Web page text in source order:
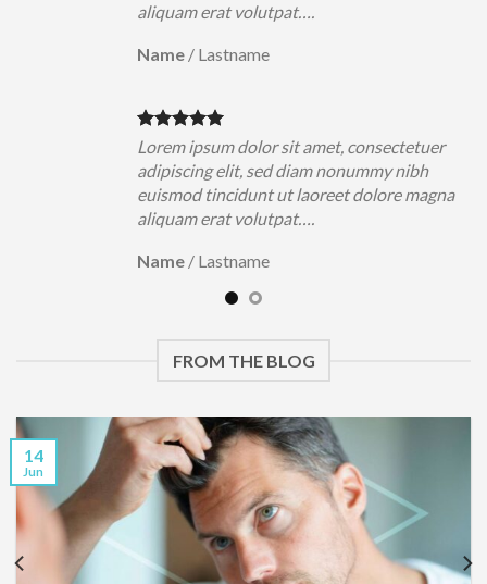
aliquam erat volutpat….
Name / Lastname
Lorem ipsum dolor sit amet, consectetuer
adipiscing elit, sed diam nonummy nibh
euismod tincidunt ut laoreet dolore magna
aliquam erat volutpat….
Name / Lastname
FROM THE BLOG
14
Jun